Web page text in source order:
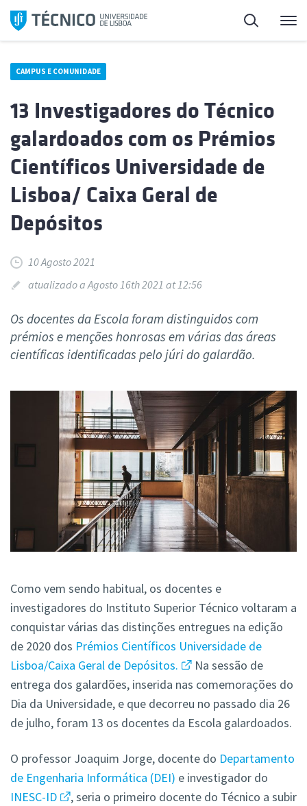
Saltar
para
Pesquisa
CAMPUS E COMUNIDADE
13 Investigadores do Técnico
galardoados com os Prémios
Científicos Universidade de
Lisboa/ Caixa Geral de
Depósitos
10 Agosto 2021
atualizado a Agosto 16th 2021 at 12:56
Os docentes da Escola foram distinguidos com
prémios e menções honrosas em várias das áreas
científicas identificadas pelo júri do galardão.
Como vem sendo habitual, os docentes e
investigadores do Instituto Superior Técnico voltaram a
conquistar várias das distinções entregues na edição
de 2020 dos Prémios Científicos Universidade de
Lisboa/Caixa Geral de Depósitos.
Na sessão de
entrega dos galardões, inserida nas comemorações do
Dia da Universidade, e que decorreu no passado dia 26
de julho, foram 13 os docentes da Escola galardoados.
O professor Joaquim Jorge, docente do Departamento
de Engenharia Informática (DEI) e investigador do
INESC-ID
, seria o primeiro docente do Técnico a subir